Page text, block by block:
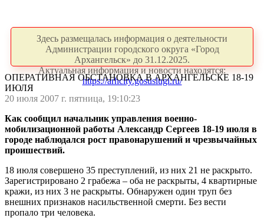
Здесь размещалась информация о деятельности
Администрации городского округа «Город
Архангельск» до 31.12.2025.
Актуальная информация и новости находятся:
https://arhcity.gosuslugi.ru/
ОПЕРАТИВНАЯ ОБСТАНОВКА В АРХАНГЕЛЬСКЕ 18-19
ИЮЛЯ
20 июля 2007 г. пятница, 19:10:23
Как сообщил начальник управления военно-
мобилизационной работы Александр Сергеев 18-19 июля в
городе наблюдался рост правонарушений и чрезвычайных
проишествий.
18 июля совершено 35 преступлений, из них 21 не раскрыто.
Зарегистрировано 2 грабежа – оба не раскрыты, 4 квартирные
кражи, из них 3 не раскрыты. Обнаружен один труп без
внешних признаков насильственной смерти. Без вести
пропало три человека.